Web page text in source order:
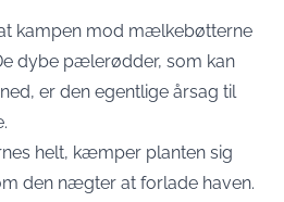
kampen mod mælkebøtterne
dybe pælerødder, som kan
er den egentlige årsag til
helt, kæmper planten sig
den nægter at forlade haven.